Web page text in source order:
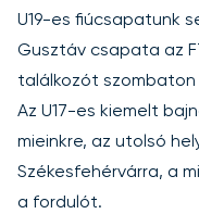
U19-es fiúcsapatunk
Gusztáv csapata az
találkozót
Az U17-es kiemelt
mieinkre, az utolsó
Székesfehérvárra, a
a fordulót.